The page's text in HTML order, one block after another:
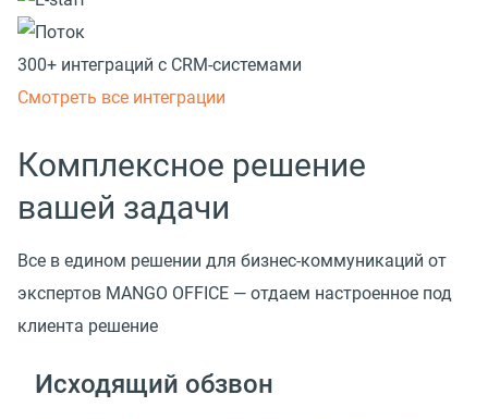
300+ интеграций с CRM-системами
Смотреть все интеграции
Комплексное решение
вашей задачи
Все в едином решении для бизнес-коммуникаций от
экспертов MANGO OFFICE — отдаем настроенное под
клиента решение
Исходящий обзвон